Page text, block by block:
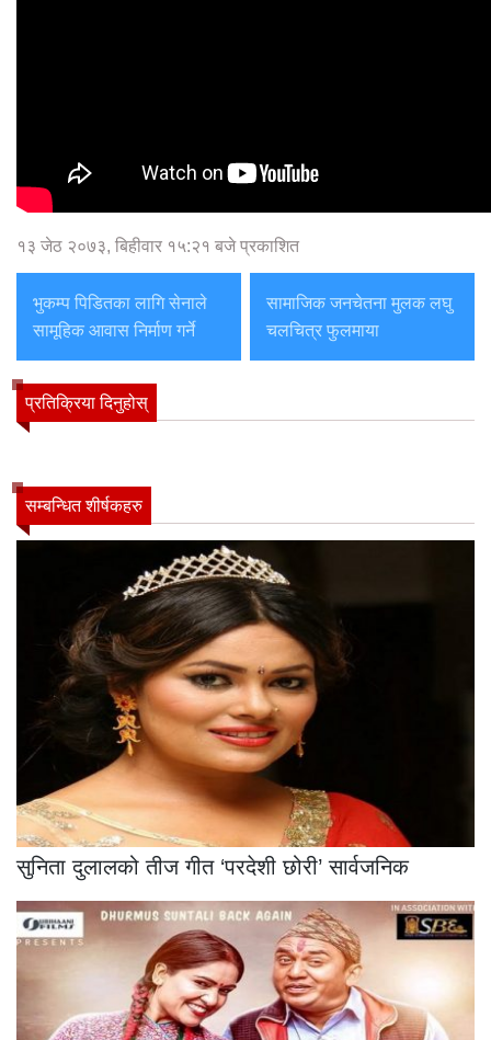
१३ जेठ २०७३, बिहीवार १५:२१ बजे प्रकाशित
भुकम्प पिडितका लागि सेनाले
सामूहिक आवास निर्माण गर्ने
सामाजिक जनचेतना मुलक लघु
चलचित्र फुलमाया
प्रतिक्रिया दिनुहोस्
सम्बन्धित शीर्षकहरु
सुनिता दुलालको तीज गीत ‘परदेशी छोरी’ सार्वजनिक